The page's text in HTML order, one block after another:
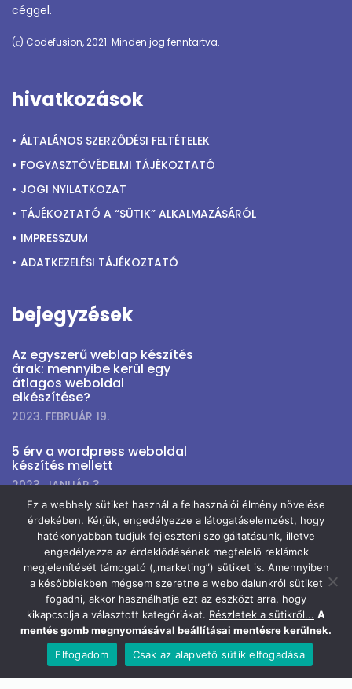
céggel.
(с) Codefusion, 2021. Minden jog fenntartva.
hivatkozások
ÁLTALÁNOS SZERZŐDÉSI FELTÉTELEK
FOGYASZTÓVÉDELMI TÁJÉKOZTATÓ
JOGI NYILATKOZAT
TÁJÉKOZTATÓ A “SÜTIK” ALKALMAZÁSÁRÓL
IMPRESSZUM
ADATKEZELÉSI TÁJÉKOZTATÓ
bejegyzések
Az egyszerű weblap készítés
árak: mennyibe kerül egy
átlagos weboldal
elkészítése?
2023. FEBRUÁR 19.
5 érv a wordpress weboldal
készítés mellett
2023. JANUÁR 3.
hírlevél feliratkozás
Ha szeretnél információt kapni fejlesztéseinkről, kedvezményeinkről,
iratkozz fel hírlevelünkre!
Ez a webhely sütiket használ a felhasználói élmény növelése
érdekében. Kérjük, engedélyezze a látogatáselemzést, hogy
hatékonyabban tudjuk fejleszteni szolgáltatásunk, illetve
engedélyezze az érdeklődésének megfelelő reklámok
megjelenítését támogató („marketing”) sütiket is. Amennyiben
a későbbiekben mégsem szeretne a weboldalunkról sütiket
fogadni, akkor használhatja ezt az eszközt arra, hogy
kikapcsolja a választott kategóriákat. Részletek a sütikről... A
mentés gomb megnyomásával beállításai mentésre kerülnek.
Elfogadom
Csak az alapvető sütik elfogadása